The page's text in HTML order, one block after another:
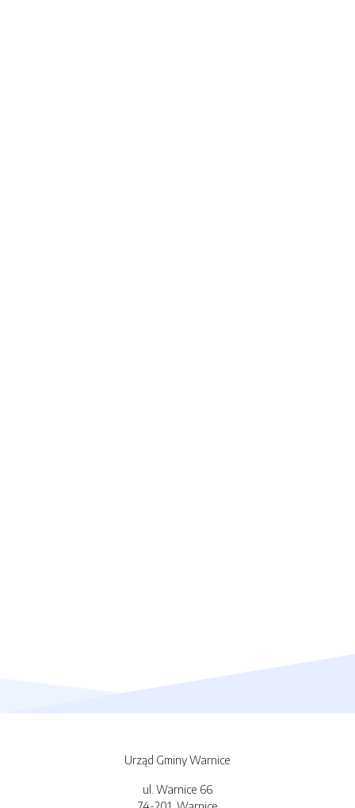
Urząd Gminy Warnice
ul. Warnice 66